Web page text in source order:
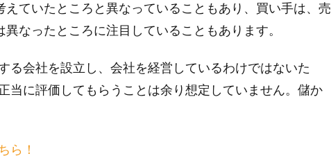
ていたところと異なっていることもあり、買い手は、売
なったところに注目していることもあります。
る会社を設立し、会社を経営しているわけではないた
当に評価してもらうことは余り想定していません。儲か
ら！